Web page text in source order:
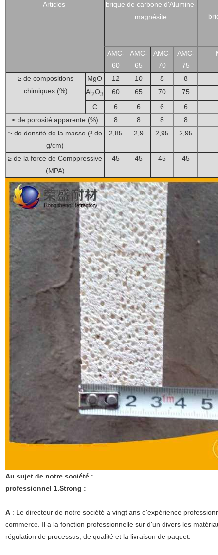
Articles
brique de carbone d'Alumine-
magnésite
AMC-
60
AMC-
65
AMC-
70
AMC-
75
≥ de compositions
chimiques (%)
MgO 12 10 8 8
Al2O3 60 65 70 75
C
6 6 6 6
≤ de porosité apparente (%)
8 8 8 8
≥ de densité de la masse (³ de
g/cm)
2,85 2,9 2,95 2,95
≥ de la force de Comppressive
(MPA)
45 45 45 45
Au sujet de notre société :
professionnel 1.Strong :
A : Le directeur de notre société a vingt ans d'expérience
commerce. Il a la fonction professionnelle sur d'un divers les
régulation de processus, de qualité et la livraison de paquet.